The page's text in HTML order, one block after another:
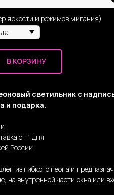
яркости и режимов мигания)
В КОРЗИНУ
светильник с
и подарка.
от 1 дня
России
из гибкого неона и
на внутренней части окна или